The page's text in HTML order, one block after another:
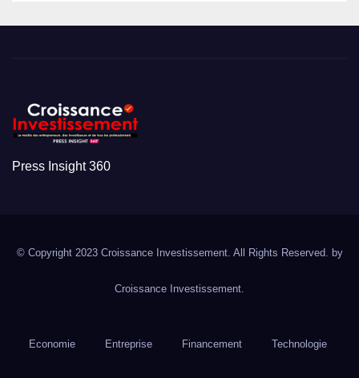
Press Insight 360
© Copyright 2023 Croissance Investissement. All Rights Reserved. by
Croissance Investissement.
Economie Entreprise Financement Technologie